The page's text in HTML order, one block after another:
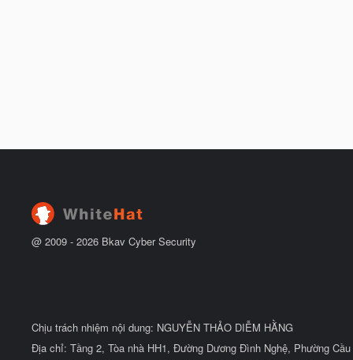
@ 2009 - 2026 Bkav Cyber Security
Chịu trách nhiệm nội dung: NGUYỄN THẢO DIỄM HẰNG
Địa chỉ: Tầng 2, Tòa nhà HH1, Đường Dương Đình Nghệ, Phường